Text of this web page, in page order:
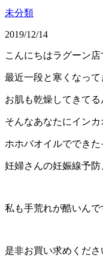
未分類
2019/12/14
こんにちはラグーン店
最近一段と寒くなって
お肌も乾燥してきて
そんなあなたにイン
ホホバオイルでできた
妊婦さんの妊娠線予
私も手荒れが酷いん
是非お買い求めくださ